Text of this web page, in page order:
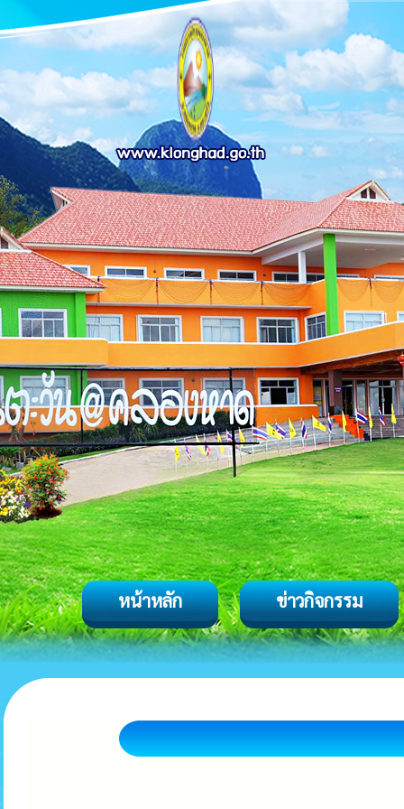
หน้าหลัก ข่าวกิจกรรม